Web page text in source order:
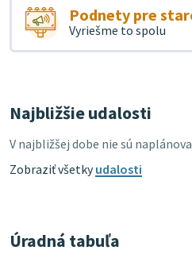
Podnety pre
Vyriešme to spolu
Najbližšie udalosti
V najbližšej dobe nie sú
Zobraziť všetkyudalosti
Úradná tabuľa